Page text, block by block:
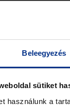
Beleegyezés
sütiket
használunk a